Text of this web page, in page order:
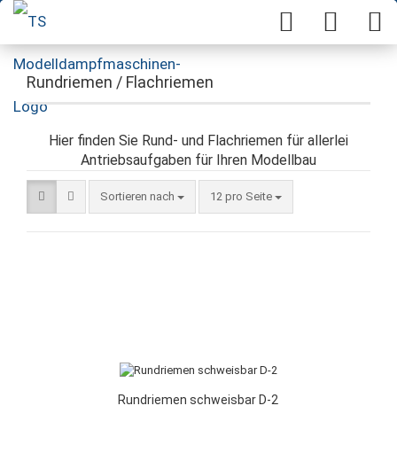
Rundriemen / Flachriemen
Hier finden Sie Rund- und Flachriemen für allerlei
Antriebsaufgaben für Ihren Modellbau
Sortieren nach 12 pro Seite
Rundriemen schweisbar D-2